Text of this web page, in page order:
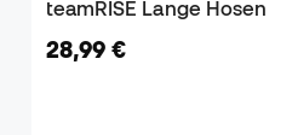
teamRISE Lange Hosen
28,99 €